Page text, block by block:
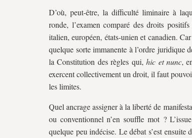
D’où, peut-être, la difficulté liminaire à
ronde, l’examen comparé des droits
italien, européen, états-unien et canadien.
quelque sorte immanente à l’ordre juridique
la Constitution des règles qui,hic et nunc,
exercent collectivement un droit, il faut
les limites.
Quel ancrage assigner à la liberté de
ou conventionnel n’en souffle mot ?
quelque peu indécise. Le débat s’est ensuite